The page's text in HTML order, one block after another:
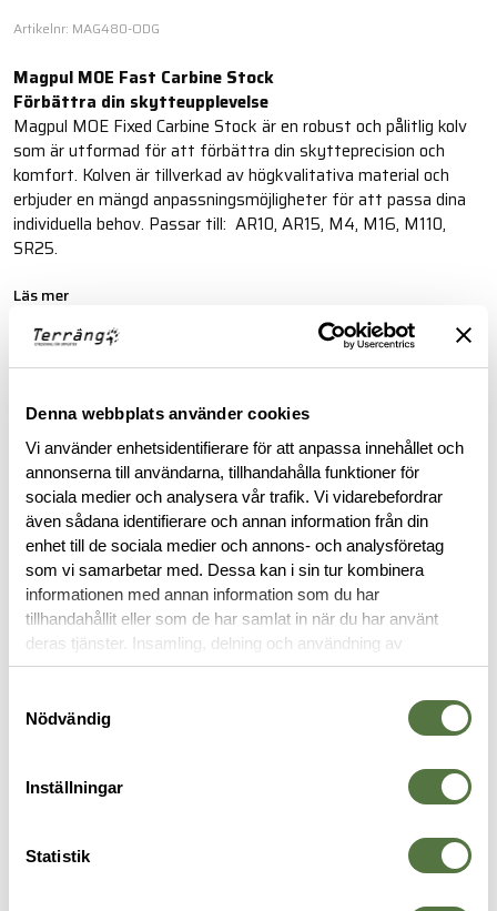
Denna webbplats använder cookies
Vi använder enhetsidentifierare för att anpassa innehållet och
annonserna till användarna, tillhandahålla funktioner för
sociala medier och analysera vår trafik. Vi vidarebefordrar
även sådana identifierare och annan information från din
enhet till de sociala medier och annons- och analysföretag
som vi samarbetar med. Dessa kan i sin tur kombinera
informationen med annan information som du har
tillhandahållit eller som de har samlat in när du har använt
deras tjänster. Insamling, delning och användning av
personuppgifter kan användas för personalisering av
Nödvändig
Inställningar
Statistik
Artikelnr: MAG480-ODG
Magpul MOE Fast Carbine Stock
Förbättra din skytteupplevelse
Magpul MOE Fixed Carbine Stock är en robust och pålitlig kolv
som är utformad för att förbättra din skytteprecision och
komfort. Kolven är tillverkad av högkvalitativa material och
erbjuder en mängd anpassningsmöjligheter för att passa dina
individuella behov. Passar till: AR10, AR15, M4, M16, M110,
SR25.
Läs mer
FINNS I FÖLJANDE FÄRGER
BESKRIVNING
RECENSIONER
VAPENKOLVAR